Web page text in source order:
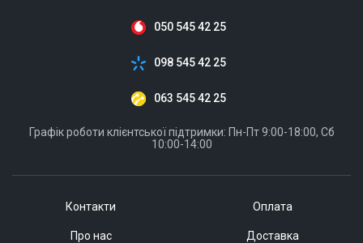
Контакти
Про нас
Оплата
Доставка
050 545 42 25
098 545 42 25
063 545 42 25
Графік роботи клієнтської підтримки: Пн-Пт 9:00-18:00, Сб
10:00-14:00